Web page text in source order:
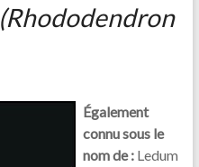
(Rhododendron
Également
connu sous le
nom de : Ledum